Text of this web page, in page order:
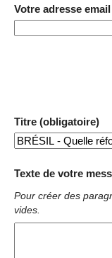
Votre adresse email
Titre (obligatoire)
Texte de votre
Pour créer des
vides.